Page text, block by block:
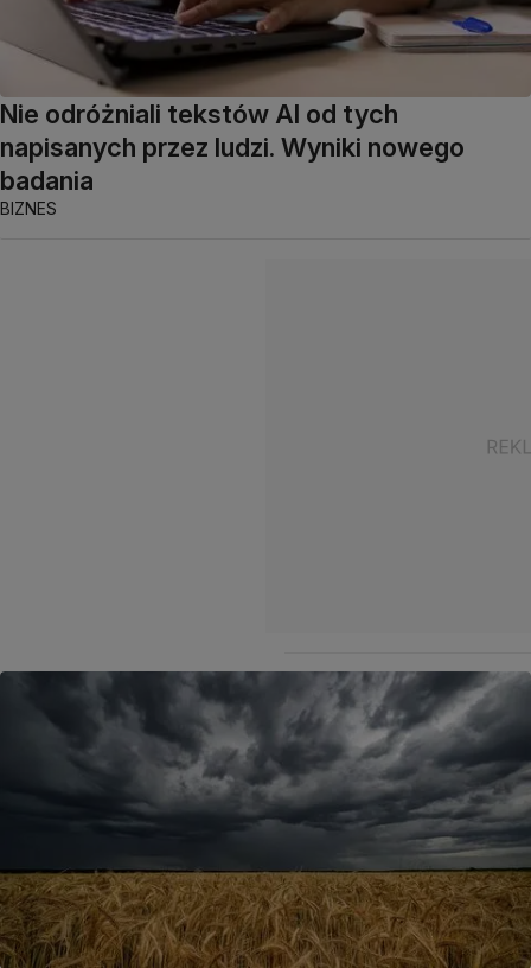
Nie odróżniali tekstów AI od tych
napisanych przez ludzi. Wyniki nowego
badania
BIZNES